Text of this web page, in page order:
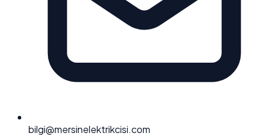
bilgi@mersinelektrikcisi.com